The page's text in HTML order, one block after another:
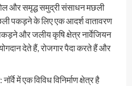
और समृद्ध समुद्री संसाधन मछली
पकड़ने के लिए एक आदर्श वातावरण
और जलीय कृषि क्षेत्र नार्वेजियन
देते हैं, रोजगार पैदा करते हैं और
में एक विविध विनिर्माण क्षेत्र है